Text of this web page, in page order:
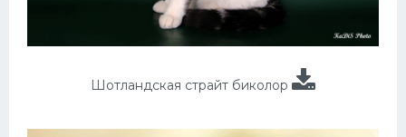
Шотландская страйт биколор